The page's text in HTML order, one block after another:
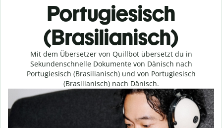
Portugiesisch
(Brasilianisch)
Mit dem Übersetzer von Quillbot übersetzt du in
Sekundenschnelle Dokumente von Dänisch nach
Portugiesisch (Brasilianisch) und von Portugiesisch
(Brasilianisch) nach Dänisch.